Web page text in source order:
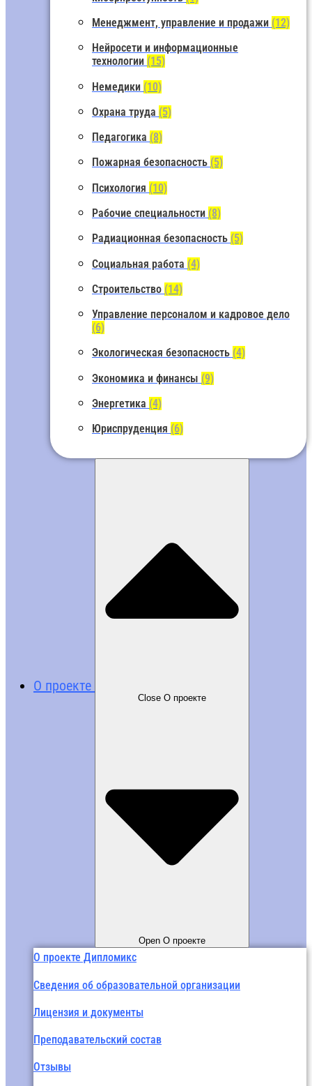
Менеджмент, управление и продажи (12)
Нейросети и информационные
технологии (15)
Немедики (10)
Охрана труда (5)
Педагогика (8)
Пожарная безопасность (5)
Психология (10)
Рабочие специальности (8)
Радиационная безопасность (5)
Социальная работа (4)
Строительство (14)
Управление персоналом и кадровое дело
(6)
Экологическая безопасность (4)
Экономика и финансы (9)
Энергетика (4)
Юриспруденция (6)
О проекте
Close О проекте
Open О проекте
О проекте Дипломикс
Сведения об образовательной организации
Лицензия и документы
Преподавательский состав
Отзывы